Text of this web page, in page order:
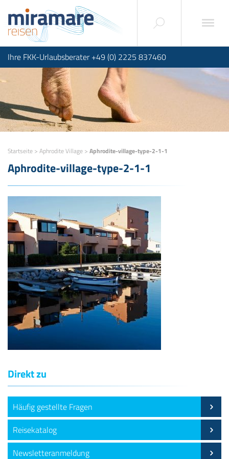
Ihre FKK-Urlaubsberater +49 (0) 2225 837460
Startseite > Aphrodite Village > Aphrodite-village-type-2-1-1
Aphrodite-village-type-2-1-1
Direkt zu
Häufig gestellte Fragen
Reisekatalog
Newsletteranmeldung